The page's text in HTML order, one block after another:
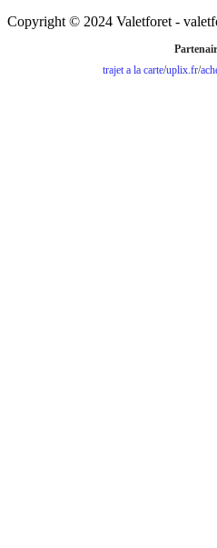
Copyright © 2024 Valetforet -
trajet a la carte/uplix.fr/